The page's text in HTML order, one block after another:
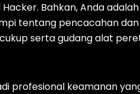
Bahkan, Anda
tentang pencacahan
serta gudang alat
profesional keamanan